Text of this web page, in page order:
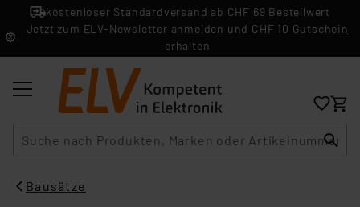
kostenloser Standardversand ab CHF 69 Bestellwert
Jetzt zum ELV-Newsletter anmelden und CHF 10 Gutschein
erhalten
Bausätze